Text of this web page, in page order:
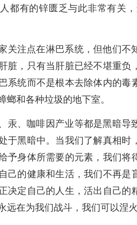
都有的锌匮乏与此非常有关
关注点在淋巴系统，但他们
脏，只有当肝脏已经不堪重
系统而不是根本去除体内的
螂和各种垃圾的地下室。
汞、咖啡因产业等都是黑暗
于黑暗中。当我们了解真相
予身体所需要的元素，我们将
己的健康和生活，我们不再
决定自己的人生，活出自己
远在为我们战斗，我们可以涅